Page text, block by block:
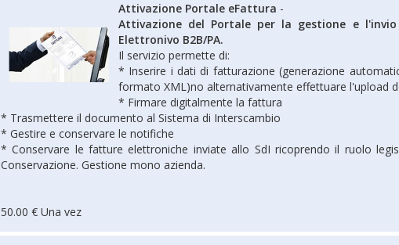
Attivazione Portale eFattura -
Attivazione del Portale per la gestione e
Elettronivo B2B/PA.
Il servizio permette di:
* Inserire i dati di fatturazione (generazione
formato XML)no alternativamente effettuare l'upload
* Firmare digitalmente la fattura
* Trasmettere il documento al Sistema di Interscambio
* Gestire e conservare le notifiche
* Conservare le fatture elettroniche inviate allo SdI ricoprendo il ruolo
Conservazione. Gestione mono azienda.
50.00 € Una vez